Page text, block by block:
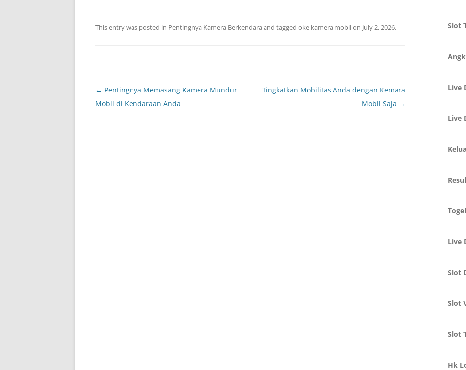
This entry was posted in Pentingnya Kamera Berkendara and tagged oke kamera mobilon July 2, 2026.
Post
navigation
← Pentingnya Memasang Kamera Mundur
Mobil di Kendaraan Anda
Tingkatkan Mobilitas Anda dengan Kemara
Mobil Saja →
Slot
Live
Live
Live
Slot
Slot
Slot
Hk